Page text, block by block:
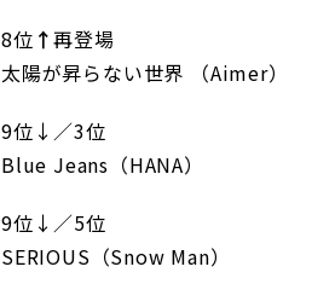
8位 ↑再登場
太陽が昇らない世界 （Aimer）
9位↓／3位
Blue Jeans（HANA）
9位↓／5位
SERIOUS（Snow Man）